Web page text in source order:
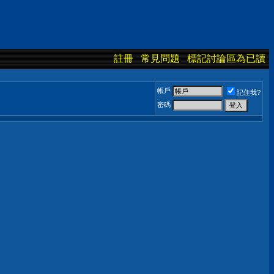
註冊 常見問題 標記討論區為已讀
帳戶
記住我?
密碼